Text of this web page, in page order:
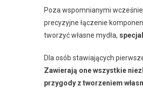
Poza wspomnianymi
precyzyjne łączenie
tworzyć własne mydła,
Dla osób stawiających
Zawierają one wszystkie
przygody z tworzeniem